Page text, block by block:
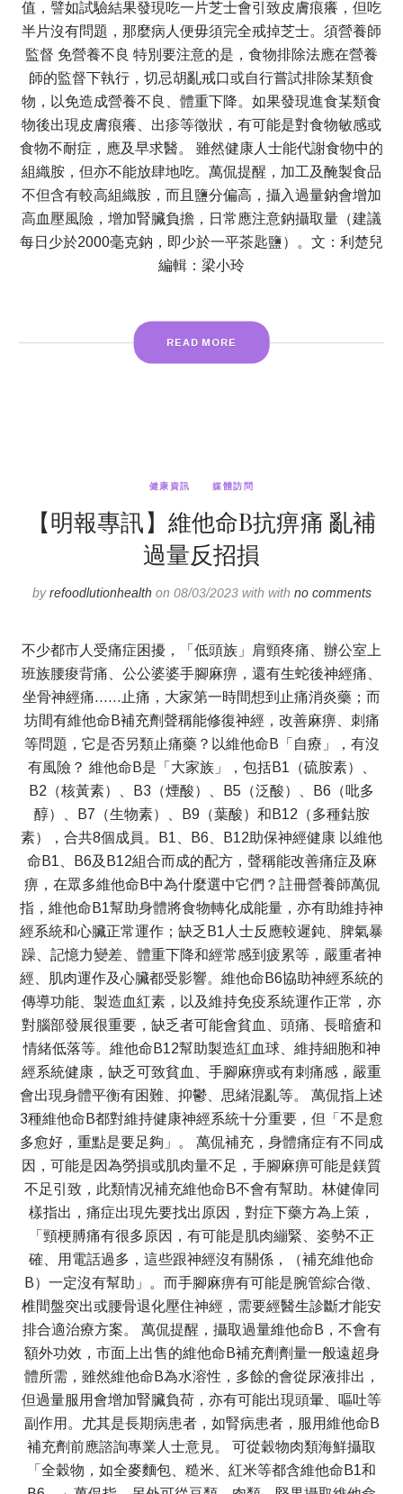
值，譬如試驗結果發現吃一片芝士會引致皮膚痕癢，但吃
半片沒有問題，那麼病人便毋須完全戒掉芝士。須營養師
監督 免營養不良 特別要注意的是，食物排除法應在營養
師的監督下執行，切忌胡亂戒口或自行嘗試排除某類食
物，以免造成營養不良、體重下降。如果發現進食某類食
物後出現皮膚痕癢、出疹等徵狀，有可能是對食物敏感或
食物不耐症，應及早求醫。 雖然健康人士能代謝食物中的
組織胺，但亦不能放肆地吃。萬侃提醒，加工及醃製食品
不但含有較高組織胺，而且鹽分偏高，攝入過量鈉會增加
高血壓風險，增加腎臟負擔，日常應注意鈉攝取量（建議
每日少於2000毫克鈉，即少於一平茶匙鹽）。文：利楚兒
編輯：梁小玲
READ MORE
健康資訊 媒體訪問
【明報專訊】維他命B抗痹痛 亂補
過量反招損
byrefoodlutionhealth on 08/03/2023 with with no comments
不少都市人受痛症困擾，「低頭族」肩頸疼痛、辦公室上
班族腰痠背痛、公公婆婆手腳麻痹，還有生蛇後神經痛、
坐骨神經痛……止痛，大家第一時間想到止痛消炎藥；而
坊間有維他命B補充劑聲稱能修復神經，改善麻痹、刺痛
等問題，它是否另類止痛藥？以維他命B「自療」，有沒
有風險？ 維他命B是「大家族」，包括B1（硫胺素）、
B2（核黃素）、B3（煙酸）、B5（泛酸）、B6（吡多
醇）、B7（生物素）、B9（葉酸）和B12（多種鈷胺
素），合共8個成員。B1、B6、B12助保神經健康 以維他
命B1、B6及B12組合而成的配方，聲稱能改善痛症及麻
痹，在眾多維他命B中為什麼選中它們？註冊營養師萬侃
指，維他命B1幫助身體將食物轉化成能量，亦有助維持神
經系統和心臟正常運作；缺乏B1人士反應較遲鈍、脾氣暴
躁、記憶力變差、體重下降和經常感到疲累等，嚴重者神
經、肌肉運作及心臟都受影響。維他命B6協助神經系統的
傳導功能、製造血紅素，以及維持免疫系統運作正常，亦
對腦部發展很重要，缺乏者可能會貧血、頭痛、長暗瘡和
情緒低落等。維他命B12幫助製造紅血球、維持細胞和神
經系統健康，缺乏可致貧血、手腳麻痹或有刺痛感，嚴重
會出現身體平衡有困難、抑鬱、思緒混亂等。 萬侃指上述
3種維他命B都對維持健康神經系統十分重要，但「不是愈
多愈好，重點是要足夠」。 萬侃補充，身體痛症有不同成
因，可能是因為勞損或肌肉量不足，手腳麻痹可能是鎂質
不足引致，此類情况補充維他命B不會有幫助。林健偉同
樣指出，痛症出現先要找出原因，對症下藥方為上策，
「頸梗膊痛有很多原因，有可能是肌肉繃緊、姿勢不正
確、用電話過多，這些跟神經沒有關係，（補充維他命
B）一定沒有幫助」。而手腳麻痹有可能是腕管綜合徵、
椎間盤突出或腰骨退化壓住神經，需要經醫生診斷才能安
排合適治療方案。 萬侃提醒，攝取過量維他命B，不會有
額外功效，市面上出售的維他命B補充劑劑量一般遠超身
體所需，雖然維他命B為水溶性，多餘的會從尿液排出，
但過量服用會增加腎臟負荷，亦有可能出現頭暈、嘔吐等
副作用。尤其是長期病患者，如腎病患者，服用維他命B
補充劑前應諮詢專業人士意見。 可從穀物肉類海鮮攝取
「全穀物，如全麥麵包、糙米、紅米等都含維他命B1和